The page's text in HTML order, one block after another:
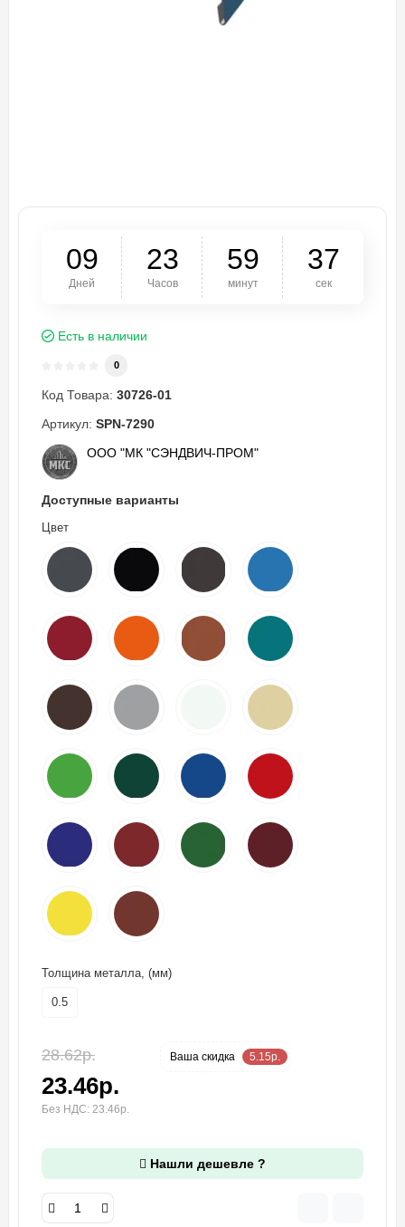
09
Дней
23
Часов
59
минут
37
сек
Есть в наличии
0
Код Товара: 30726-01
Артикул: SPN-7290
ООО "МК "СЭНДВИЧ-ПРОМ"
Доступные варианты
Цвет
Толщина металла, (мм)
0.5
28.62р. Ваша cкидка 5.15р.
23.46р.
Без НДС: 23.46р.
Нашли дешевле ?